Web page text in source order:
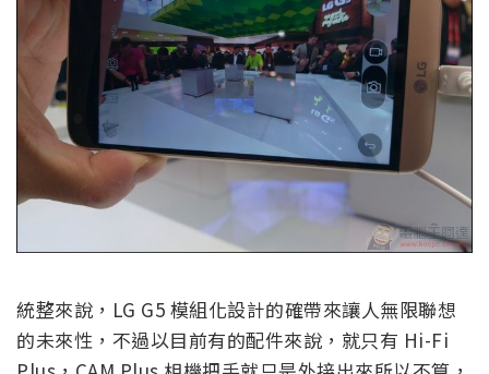
統整來說，LG G5 模組化設計的確帶來讓人無限聯想
的未來性，不過以目前有的配件來說，就只有 Hi-Fi